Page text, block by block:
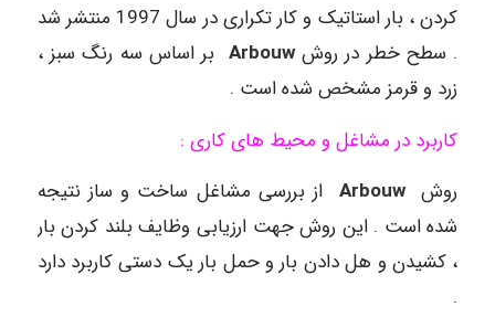
کردن ، بار استاتیک و کار تکراری در سال 1997 منتشر شد
. سطح خطر در روشArbouw
بر اساس سه رنگ سبز ،
زرد و قرمز مشخص شده است .
کاربرد در مشاغل و محیط های کاری :
روشArbouw از بررسی مشاغل ساخت و ساز نتیجه
شده است . این روش جهت ارزیابی وظایف بلند کردن بار
، کشیدن و هل دادن بار و حمل بار یک دستی کاربرد دارد
.